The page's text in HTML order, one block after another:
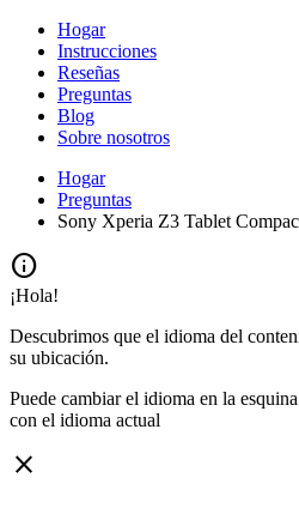
Hogar
Instrucciones
Reseñas
Preguntas
Blog
Sobre nosotros
Hogar
Preguntas
Sony Xperia Z3 Tablet
info
¡Hola!
Descubrimos que el idioma del
su ubicación.
Puede cambiar el idioma en la
con el idioma actual
close